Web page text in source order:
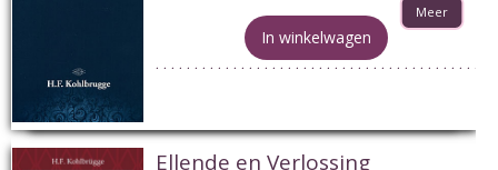
Meer
In winkelwagen
Ellende en Verlossing